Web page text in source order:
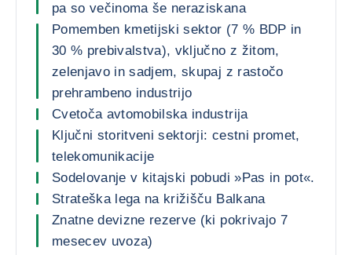
pa so večinoma še neraziskana
Pomemben kmetijski sektor (7 % BDP in
30 % prebivalstva), vključno z žitom,
zelenjavo in sadjem, skupaj z rastočo
prehrambeno industrijo
Cvetoča avtomobilska industrija
Ključni storitveni sektorji: cestni promet,
telekomunikacije
Sodelovanje v kitajski pobudi »Pas in pot«.
Strateška lega na križišču Balkana
Znatne devizne rezerve (ki pokrivajo 7
mesecev uvoza)